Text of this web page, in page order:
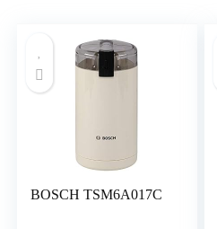
BOSCH TSM6A017C